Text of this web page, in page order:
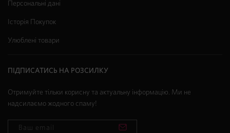
Персональні дані
Історія Покупок
Улюблені товари
ПІДПИСАТИСЬ НА РОЗСИЛКУ
Отримуйте тільки корисну та актуальну інформацію. Ми не
надсилаємо жодного спаму!